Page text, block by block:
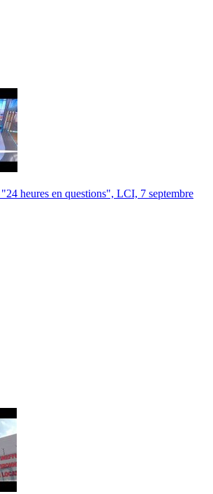
heures en questions", LCI, 7 septembre